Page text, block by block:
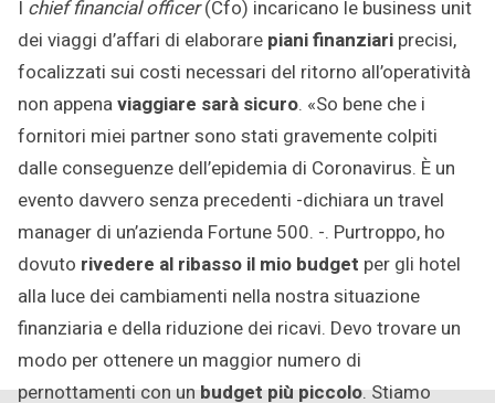
I chief financial officer(Cfo) incaricano le business unit
dei viaggi d’affari di elaborare piani finanziari precisi,
focalizzati sui costi necessari del ritorno all’operatività
non appenaviaggiare sarà sicuro. «So bene che i
fornitori miei partner sono stati gravemente colpiti
dalle conseguenze dell’epidemia di Coronavirus. È un
evento davvero senza precedenti -dichiara un travel
manager di un’azienda Fortune 500. -. Purtroppo, ho
dovuto rivedere al ribasso il mio budget per gli hotel
alla luce dei cambiamenti nella nostra situazione
finanziaria e della riduzione dei ricavi. Devo trovare un
modo per ottenere un maggior numero di
pernottamenti con unbudget più piccolo. Stiamo